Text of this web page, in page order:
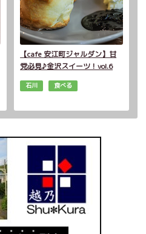
【cafe 安江町ジャルダン】甘
党必見♪金沢スイーツ！vol.6
石川 食べる